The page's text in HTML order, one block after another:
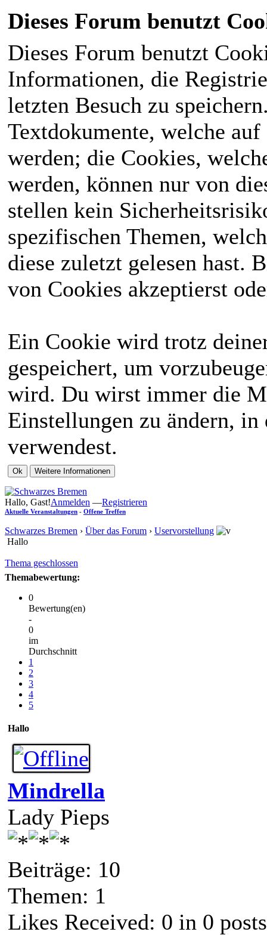
Dieses Forum benutzt
Dieses Forum benutzt
Informationen, die
letzten Besuch zu
Textdokumente, welche
werden; die Cookies,
werden, können nur von
stellen kein
spezifischen Themen,
diese zuletzt gelesen hast.
von Cookies akzeptierst
Ein Cookie wird trotz
gespeichert, um
wird. Du wirst immer die
Einstellungen zu ändern,
verwendest.
Hallo, Gast!Anmelden —Registrieren
Aktuelle Veranstaltungen - Offene Treffen
Schwarzes Bremen › Über das Forum › Uservorstellung
Hallo
Thema geschlossen
Themabewertung:
0
Bewertung(en)
-
0
im
Durchschnitt
1
2
3
4
5
Hallo
Mindrella
Lady Pieps
Beiträge: 10
Themen: 1
Likes Received: 0 in 0 posts